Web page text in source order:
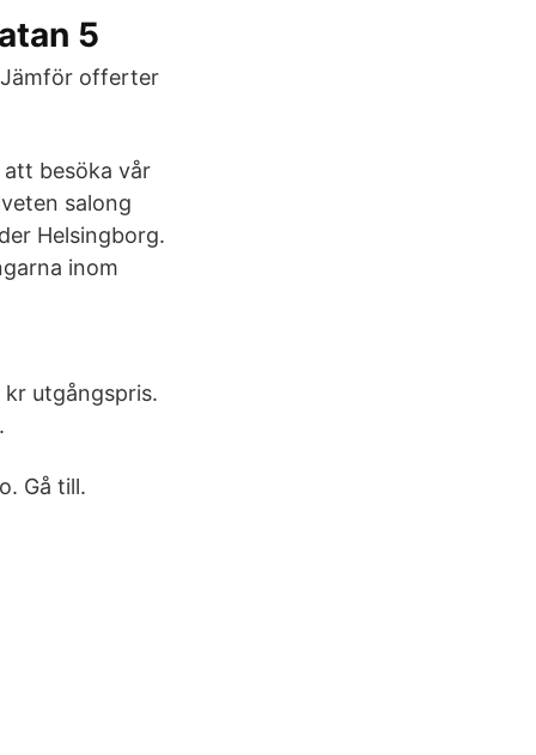
5
Jämför offerter
att besöka vår
salong
Helsingborg.
inom
utgångspris.
Gå till.